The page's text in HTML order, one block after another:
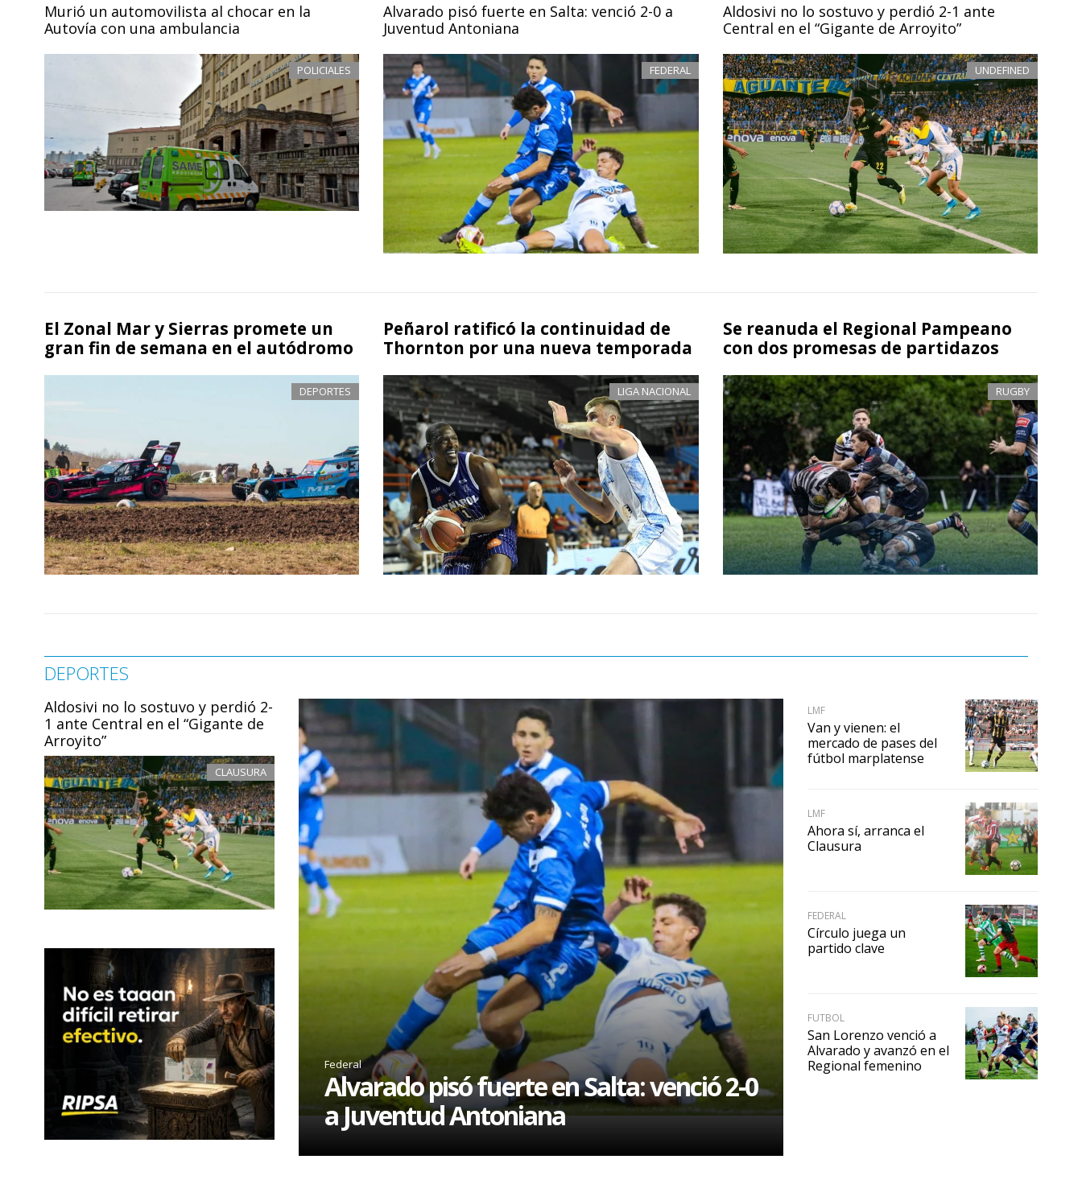
Murió un automovilista al chocar en la
Autovía con una ambulancia
POLICIALES
Alvarado pisó fuerte en Salta: venció 2-0 a
Juventud Antoniana
FEDERAL
Aldosivi no lo sostuvo y perdió 2-1 ante
Central en el “Gigante de Arroyito”
UNDEFINED
El Zonal Mar y Sierras promete un
gran fin de semana en el autódromo
DEPORTES
Peñarol ratificó la continuidad de
Thornton por una nueva temporada
LIGA NACIONAL
Se reanuda el Regional Pampeano
con dos promesas de partidazos
RUGBY
DEPORTES
Aldosivi no lo sostuvo y perdió 2-
1 ante Central en el “Gigante de
Arroyito”
CLAUSURA
Federal
Alvarado pisó fuerte en Salta: venció 2-0
a Juventud Antoniana
LMF
Van y vienen: el
mercado de pases del
fútbol marplatense
LMF
Ahora sí, arranca el
Clausura
FEDERAL
Círculo juega un
partido clave
FUTBOL
San Lorenzo venció a
Alvarado y avanzó en el
Regional femenino